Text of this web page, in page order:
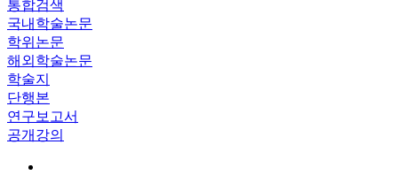
통합검색
국내학술논문
학위논문
해외학술논문
학술지
단행본
연구보고서
공개강의